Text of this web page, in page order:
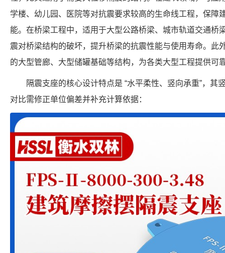
学楼、幼儿园、医院等对抗震要求较高的生命线工程，保障
能。在桥梁工程中，适用于大型公路桥梁、城市轨道交通桥
震对桥梁结构的破坏，提升桥梁的抗震性能与使用寿命。此
的大型管廊、大型储罐基础等结构，为各类大型工程提供可
隔震支座的核心设计特点是 “水平柔性、竖向承重”，其
对比需修正单位偏差并补充计算依据：